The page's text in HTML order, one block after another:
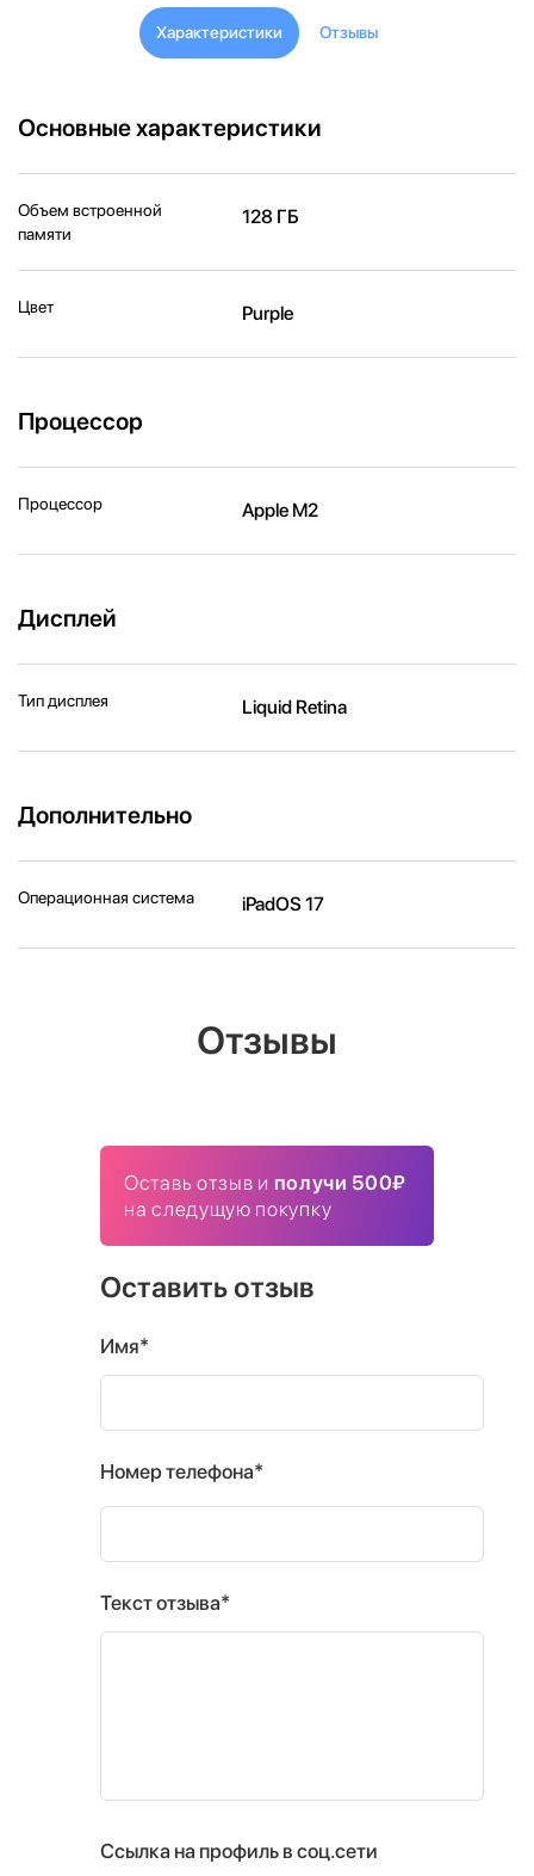
Характеристики Отзывы
Основные характеристики
Объем встроенной
памяти
128 ГБ
Цвет Purple
Процессор
Процессор Apple M2
Дисплей
Тип дисплея Liquid Retina
Дополнительно
Операционная система iPadOS 17
Отзывы
Оставь отзыв и получи 500₽
на следущую покупку
Оставить отзыв
Имя*
Номер телефона*
Текст отзыва*
Ссылка на профиль в соц.сети